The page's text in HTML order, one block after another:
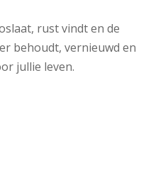
rust vindt en de
behoudt, vernieuwd en
jullie leven.